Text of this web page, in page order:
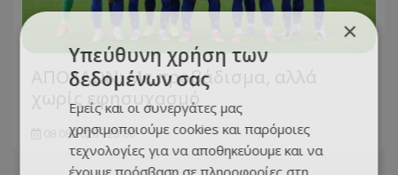
ΑΠΟΛΛΩΝ: Με προβάδισμα, αλλά
χωρίς εφησυχασμό
08.08.2026 - 23:00
×
Υπεύθυνη χρήση των
δεδομένων σας
Εμείς και οι συνεργάτες μας
χρησιμοποιούμε cookies και παρόμοιες
τεχνολογίες για να αποθηκεύουμε και να
έχουμε πρόσβαση σε πληροφορίες στη